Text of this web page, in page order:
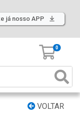
já nosso APP
0
VOLTAR